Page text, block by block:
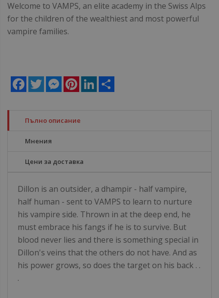
Welcome to VAMPS, an elite academy in the Swiss Alps
for the children of the wealthiest and most powerful
vampire families.
Facebook
Twitter MessengerPinterestLinkedIn
Пълно описание
Мнения
Цени за доставка
Dillon is an outsider, a dhampir - half vampire,
half human - sent to VAMPS to learn to nurture
his vampire side. Thrown in at the deep end, he
must embrace his fangs if he is to survive. But
blood never lies and there is something special in
Dillon's veins that the others do not have. And as
his power grows, so does the target on his back . .
.